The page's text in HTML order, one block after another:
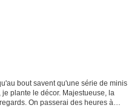
bout savent qu'une série de minis
plante le décor. Majestueuse, la
On passerai des heures à